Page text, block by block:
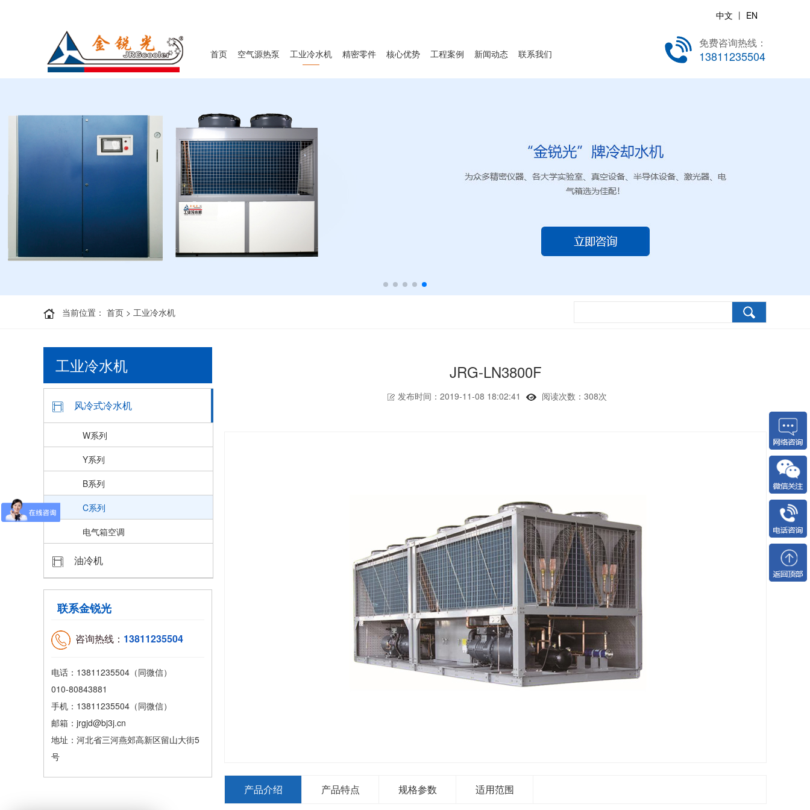
中文 丨 EN
首页 空气源热泵 工业冷水机 精密零件 核心优势 工程案例 新闻动态 联系我们
免费咨询热线：
13811235504
当前位置： 首页 > 工业冷水机
工业冷水机
风冷式冷水机
W系列
Y系列
B系列
C系列
电气箱空调
油冷机
联系金锐光
咨询热线： 13811235504
电话：13811235504（同微信）
010-80843881
手机：13811235504（同微信）
邮箱：jrgjd@bj3j.cn
地址：河北省三河燕郊高新区留山大街5
号
JRG-LN3800F
发布时间：2019-11-08 18:02:41 阅读次数： 308次
产品介绍 产品特点 规格参数 适用范围